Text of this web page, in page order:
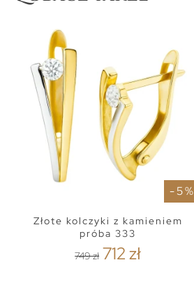
- 5 %
Złote kolczyki z kamieniem
próba 333
749 zł 712 zł